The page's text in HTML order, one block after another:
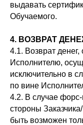
выдавать
Обучаемого.
4. ВОЗВРАТ
4.1. Возврат
Исполнителю,
исключительно в
по вине
4.2. В случае
стороны
быть возможен